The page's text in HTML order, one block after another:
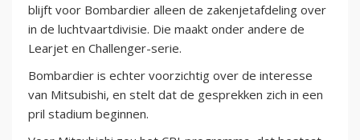
blijft voor Bombardier alleen de zakenjetafdeling over
in de luchtvaartdivisie. Die maakt onder andere de
Learjet en Challenger-serie.
Bombardier is echter voorzichtig over de interesse
van Mitsubishi, en stelt dat de gesprekken zich in een
pril stadium beginnen.